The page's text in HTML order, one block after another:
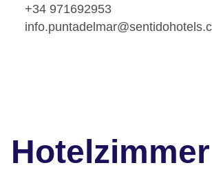
+34 971692953
Hotelzimmer